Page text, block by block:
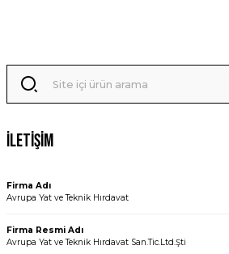
İletişim
Firma Adı
Avrupa Yat ve Teknik Hırdavat
Firma Resmi Adı
Avrupa Yat ve Teknik Hırdavat San.Tic.Ltd.Şti